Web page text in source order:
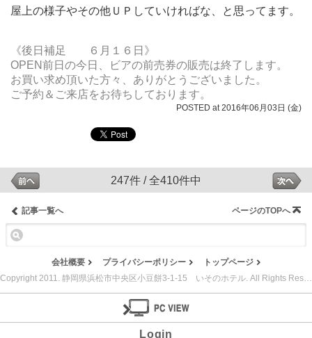
屋上の様子やその他ＵＰしていければな、と思ってます。
《後日補足 ６月１６日》
OPEN前日の今日、ビアの前売券の販売は終了します。
お買い求め頂いた方々、ありがとうございました。
ご予約＆ご来店をお待ちしております。
POSTED at 2016年06月03日 (金)
247件 / 全410件中
記事一覧へ ページのTOPへ
会社概要 プライバシーポリシー
トップページ
Copyright 2011. 静岡県浜松市中央区小豆餅3-1-15 いそのホテル. All Rights Reserved.
Login